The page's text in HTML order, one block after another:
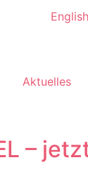
English
Aktuelles
–